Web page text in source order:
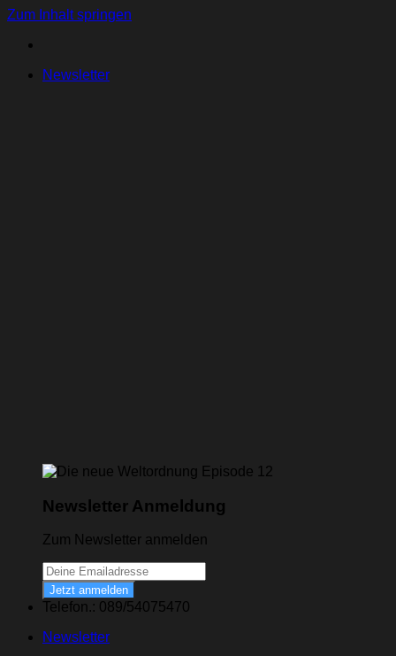
Zum Inhalt springen
Newsletter
Newsletter Anmeldung
Zum Newsletter anmelden
Jetzt anmelden
Telefon.: 089/54075470
Newsletter